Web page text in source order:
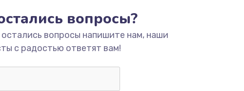
вопросы?
остались вопросы напишите нам, наши
с радостью ответят вам!